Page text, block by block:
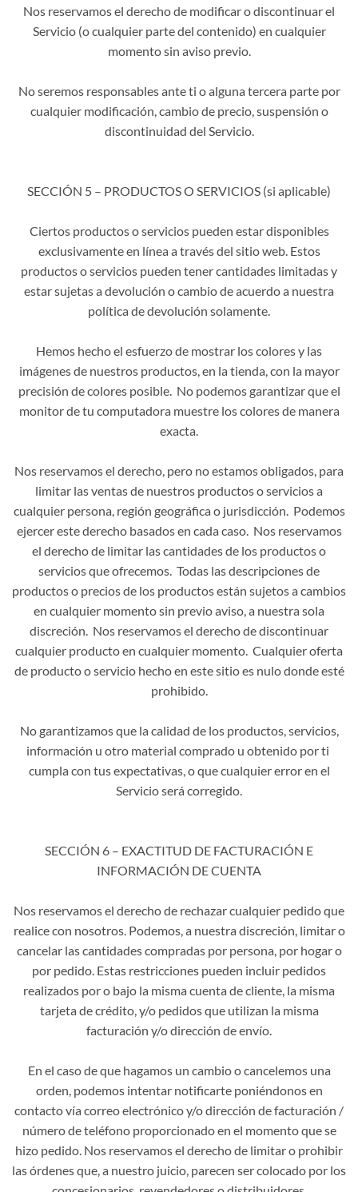
Nos reservamos el derecho de modificar o discontinuar el
Servicio (o cualquier parte del contenido) en cualquier
momento sin aviso previo.
No seremos responsables ante ti o alguna tercera parte por
cualquier modificación, cambio de precio, suspensión o
discontinuidad del Servicio.
SECCIÓN 5 – PRODUCTOS O SERVICIOS (si aplicable)
Ciertos productos o servicios pueden estar disponibles
exclusivamente en línea a través del sitio web. Estos
productos o servicios pueden tener cantidades limitadas y
estar sujetas a devolución o cambio de acuerdo a nuestra
política de devolución solamente.
Hemos hecho el esfuerzo de mostrar los colores y las
imágenes de nuestros productos, en la tienda, con la mayor
precisión de colores posible. No podemos garantizar que el
monitor de tu computadora muestre los colores de manera
exacta.
Nos reservamos el derecho, pero no estamos obligados, para
limitar las ventas de nuestros productos o servicios a
cualquier persona, región geográfica o jurisdicción. Podemos
ejercer este derecho basados en cada caso. Nos reservamos
el derecho de limitar las cantidades de los productos o
servicios que ofrecemos. Todas las descripciones de
productos o precios de los productos están sujetos a cambios
en cualquier momento sin previo aviso, a nuestra sola
discreción. Nos reservamos el derecho de discontinuar
cualquier producto en cualquier momento. Cualquier oferta
de producto o servicio hecho en este sitio es nulo donde esté
prohibido.
No garantizamos que la calidad de los productos, servicios,
información u otro material comprado u obtenido por ti
cumpla con tus expectativas, o que cualquier error en el
Servicio será corregido.
SECCIÓN 6 – EXACTITUD DE FACTURACIÓN E
INFORMACIÓN DE CUENTA
Nos reservamos el derecho de rechazar cualquier pedido que
realice con nosotros. Podemos, a nuestra discreción, limitar o
cancelar las cantidades compradas por persona, por hogar o
por pedido. Estas restricciones pueden incluir pedidos
realizados por o bajo la misma cuenta de cliente, la misma
tarjeta de crédito, y/o pedidos que utilizan la misma
facturación y/o dirección de envío.
En el caso de que hagamos un cambio o cancelemos una
orden, podemos intentar notificarte poniéndonos en
contacto vía correo electrónico y/o dirección de facturación /
número de teléfono proporcionado en el momento que se
hizo pedido. Nos reservamos el derecho de limitar o prohibir
las órdenes que, a nuestro juicio, parecen ser colocado por los